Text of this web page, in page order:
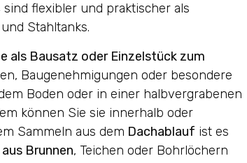
flexibler und praktischer als
Stahltanks.
als Bausatz oder Einzelstück zum
Baugenehmigungen oder besondere
Boden oder in einer halbvergrabenen
können Sie sie innerhalb oder
Sammeln aus dem Dachablauf ist es
Brunnen, Teichen oder Bohrlöchern